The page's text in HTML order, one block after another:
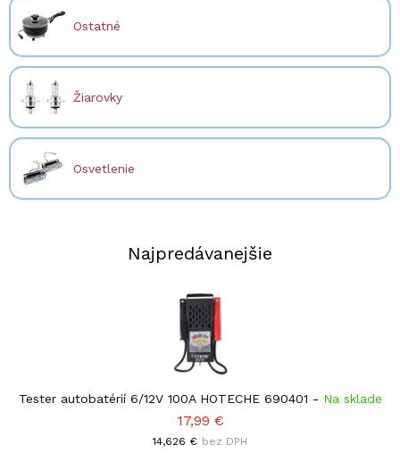
Ostatné
Žiarovky
Osvetlenie
Najpredávanejšie
Tester autobatérií 6/12V 100A HOTECHE 690401 - Na sklade
17,99 €
14,626 € bez DPH